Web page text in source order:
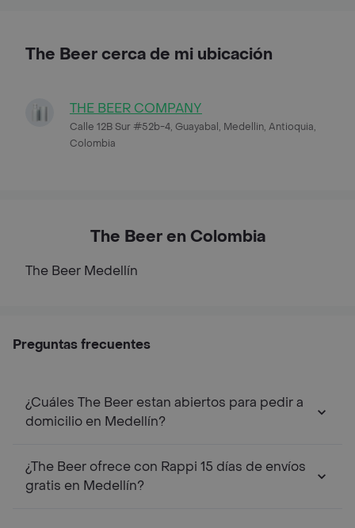
The Beer cerca de mi ubicación
THE BEER COMPANY
Calle 12B Sur #52b-4, Guayabal, Medellin, Antioquia,
Colombia
The Beer en Colombia
The Beer Medellín
Preguntas frecuentes
¿Cuáles The Beer estan abiertos para pedir a
domicilio en Medellín?
¿The Beer ofrece con Rappi 15 días de envíos
gratis en Medellín?